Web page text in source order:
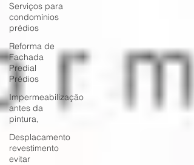
Serviços para
condomínios
prédios
Reforma de
Fachada
Predial
Prédios
Impermeabilização
antes da
pintura,
Desplacamento
revestimento
evitar